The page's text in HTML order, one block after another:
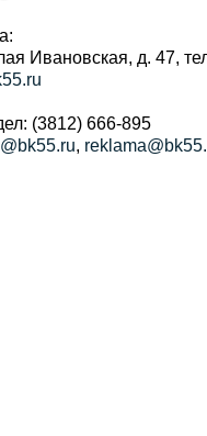
Ивановская, д. 47,
(3812) 666-895
,